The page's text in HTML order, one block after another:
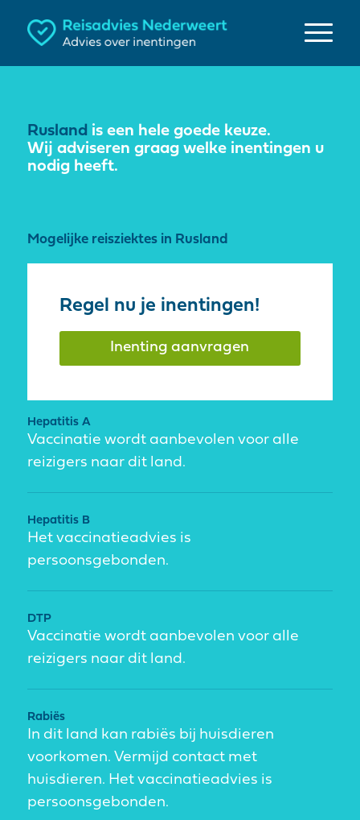
Rusland is een hele goede keuze.
Wij adviseren graag welke inentingen u
nodig heeft.
Mogelijke reisziektes in Rusland
Regel nu je inentingen!
Inenting aanvragen
Hepatitis A
Vaccinatie wordt aanbevolen voor alle
reizigers naar dit land.
Hepatitis B
Het vaccinatieadvies is
persoonsgebonden.
DTP
Vaccinatie wordt aanbevolen voor alle
reizigers naar dit land.
Rabiës
In dit land kan rabiës bij huisdieren
voorkomen. Vermijd contact met
huisdieren. Het vaccinatieadvies is
persoonsgebonden.